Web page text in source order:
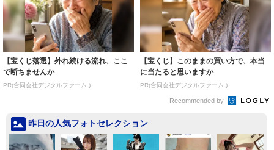
【宝くじ落選】外れ続ける流れ、ここ
で断ちませんか
PR(合同会社デジタルファーム )
【宝くじ】このままの買い方で、本当
に当たると思いますか
PR(合同会社デジタルファーム )
Recommended by
昨日の人気フォトセレクション